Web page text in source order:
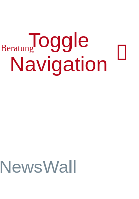
Toggle
Navigation
NewsWall